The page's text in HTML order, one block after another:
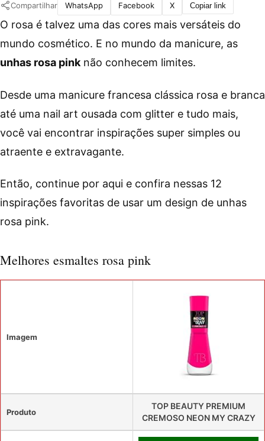
Compartilhar WhatsApp Facebook X Copiar link
O rosa é talvez uma das cores mais versáteis do
mundo cosmético. E no mundo da manicure, as
unhas rosa pink não conhecem limites.
Desde uma manicure francesa clássica rosa e branca
até uma nail art ousada com glitter e tudo mais,
você vai encontrar inspirações super simples ou
atraente e extravagante.
Então, continue por aqui e confira nessas 12
inspirações favoritas de usar um design de unhas
rosa pink.
Melhores esmaltes rosa pink
Imagem
Produto
TOP BEAUTY PREMIUM
CREMOSO NEON MY CRAZY